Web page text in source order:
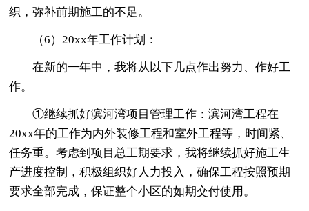
织，弥补前期施工的不足。
（6）20xx年工作计划：
在新的一年中，我将从以下几点作出努力、作好工
作。
①继续抓好滨河湾项目管理工作：滨河湾工程在
20xx年的工作为内外装修工程和室外工程等，时间紧、
任务重。考虑到项目总工期要求，我将继续抓好施工生
产进度控制，积极组织好人力投入，确保工程按照预期
要求全部完成，保证整个小区的如期交付使用。